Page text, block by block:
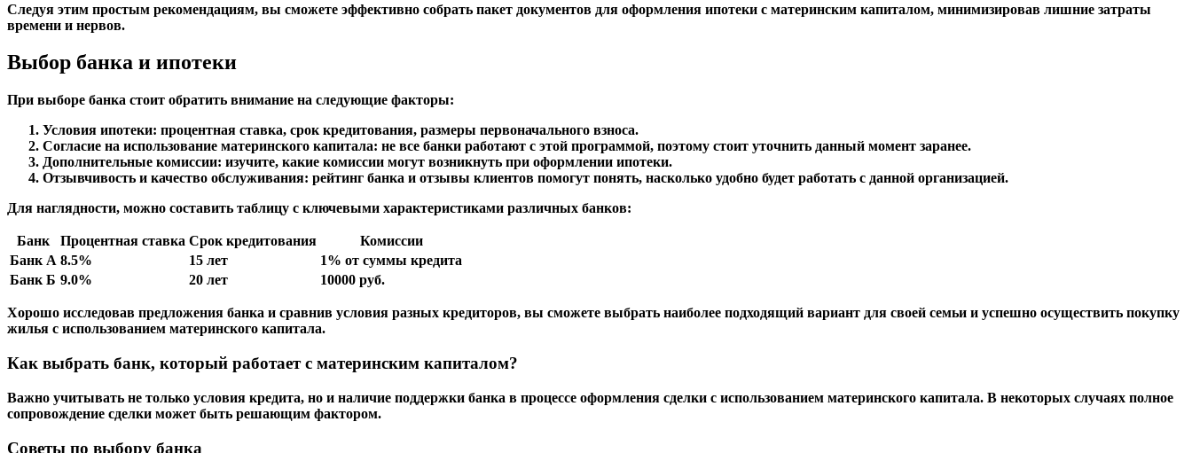
Следуя этим простым рекомендациям, вы сможете эффективно собрать пакет документов для оформления ипотеки с материнским капиталом, минимизировав лишние затраты
времени и нервов.
Выбор банка и ипотеки
При выборе банка стоит обратить внимание на следующие факторы:
Условия ипотеки: процентная ставка, срок кредитования, размеры первоначального взноса.
Согласие на использование материнского капитала: не все банки работают с этой программой, поэтому стоит уточнить данный момент заранее.
Дополнительные комиссии: изучите, какие комиссии могут возникнуть при оформлении ипотеки.
Отзывчивость и качество обслуживания: рейтинг банка и отзывы клиентов помогут понять, насколько удобно будет работать с данной организацией.
Для наглядности, можно составить таблицу с ключевыми характеристиками различных банков:
Банк Процентная ставка Срок кредитования
Комиссии
Банк А 8.5% 15 лет
1% от суммы кредита
Банк Б 9.0% 20 лет 10000 руб.
Хорошо исследовав предложения банка и сравнив условия разных кредиторов, вы сможете выбрать наиболее подходящий вариант для своей семьи и успешно осуществить покупку
жилья с использованием материнского капитала.
Как выбрать банк, который работает с материнским капиталом?
Важно учитывать не только условия кредита, но и наличие поддержки банка в процессе оформления сделки с использованием материнского капитала. В некоторых случаях полное
сопровождение сделки может быть решающим фактором.
Советы по выбору банка